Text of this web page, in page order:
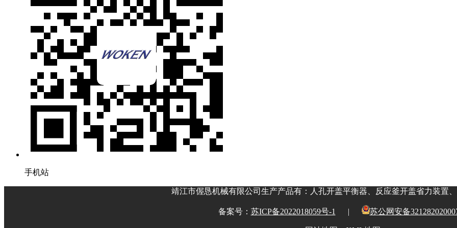
手机站
靖江市偓恳机械有限公司生产产品有：人孔开盖平衡器、反应釜开盖省力装置、
备案号： 苏ICP备2022018059号-1 | 苏公网安备